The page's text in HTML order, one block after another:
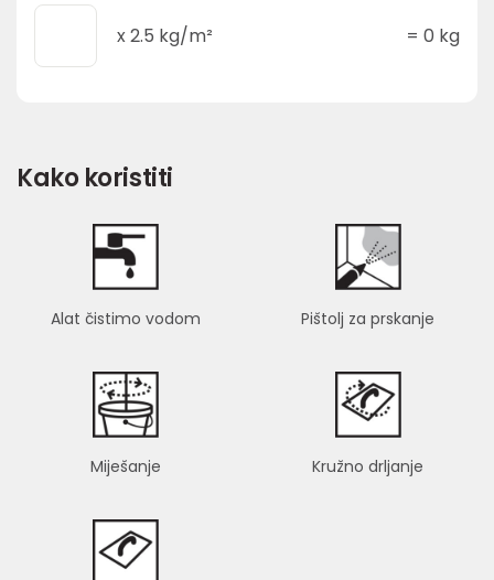
x2.5 kg/m² = 0 kg
Kako koristiti
Alat čistimo vodom Pištolj za prskanje
Miješanje Kružno drljanje